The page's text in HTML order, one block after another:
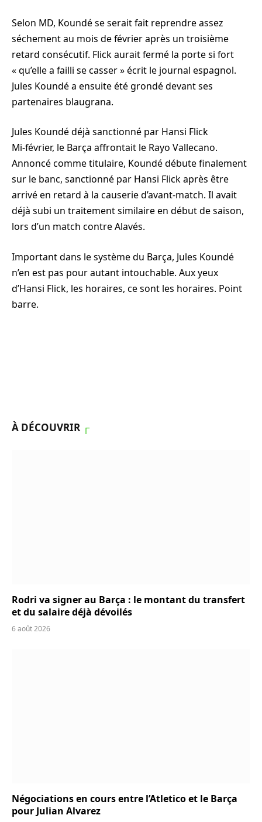
Selon MD, Koundé se serait fait reprendre assez
séchement au mois de février après un troisième
retard consécutif. Flick aurait fermé la porte si fort
« qu’elle a failli se casser » écrit le journal espagnol.
Jules Koundé a ensuite été grondé devant ses
partenaires blaugrana.
Jules Koundé déjà sanctionné par Hansi Flick
Mi-février, le Barça affrontait le Rayo Vallecano.
Annoncé comme titulaire, Koundé débute finalement
sur le banc, sanctionné par Hansi Flick après être
arrivé en retard à la causerie d’avant-match. Il avait
déjà subi un traitement similaire en début de saison,
lors d’un match contre Alavés.
Important dans le système du Barça, Jules Koundé
n’en est pas pour autant intouchable. Aux yeux
d’Hansi Flick, les horaires, ce sont les horaires. Point
barre.
À DÉCOUVRIR ┌
Rodri va signer au Barça : le montant du transfert
et du salaire déjà dévoilés
6 août 2026
Négociations en cours entre l’Atletico et le Barça
pour Julian Alvarez